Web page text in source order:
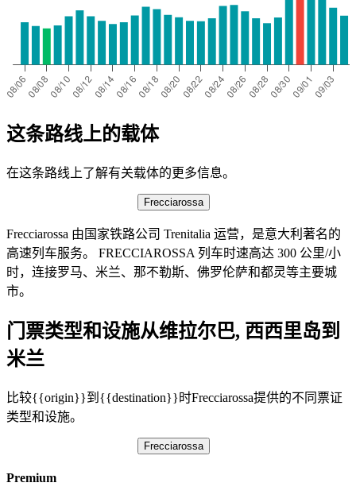
这条路线上的载体
在这条路线上了解有关载体的更多信息。
Frecciarossa
Frecciarossa 由国家铁路公司 Trenitalia 运营，是意大利著名的
高速列车服务。 FRECCIAROSSA 列车时速高达 300 公里/小
时，连接罗马、米兰、那不勒斯、佛罗伦萨和都灵等主要城
市。
门票类型和设施从维拉尔巴, 西西里岛到
米兰
比较{{origin}}到{{destination}}时Frecciarossa提供的不同票证
类型和设施。
Frecciarossa
Premium